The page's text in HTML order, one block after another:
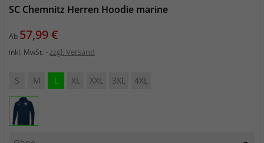
SC Chemnitz Herren Hoodie marine
Ab Preis
57,99 €
inkl. MwSt. zzgl. Versand
S M L XL XXL 3XL 4XL